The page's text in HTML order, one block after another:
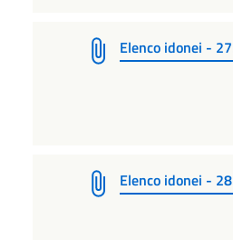
Elenco idonei -
Elenco idonei -